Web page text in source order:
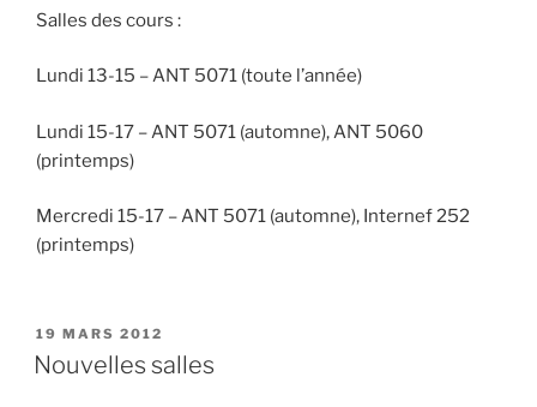
Salles des cours :
Lundi 13-15 – ANT 5071 (toute l’année)
Lundi 15-17 – ANT 5071 (automne), ANT 5060
(printemps)
Mercredi 15-17 – ANT 5071 (automne), Internef 252
(printemps)
PUBLIÉ
LE
19 MARS 2012
Nouvelles salles